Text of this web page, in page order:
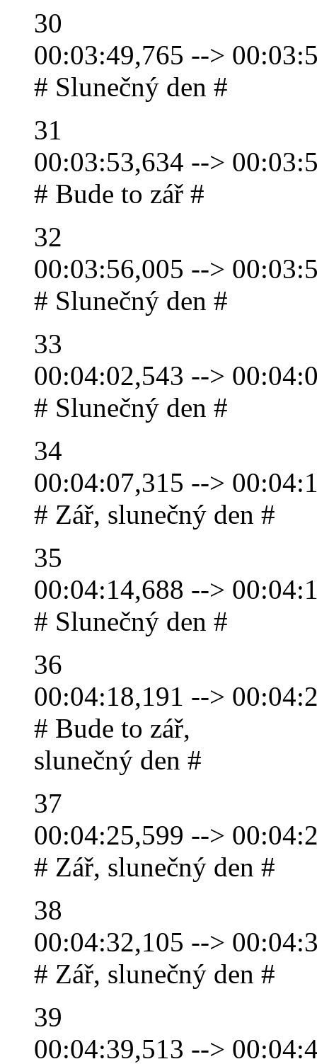
30
00:03:49,765 -->
# Slunečný den #
31
00:03:53,634 -->
# Bude to zář #
32
00:03:56,005 -->
# Slunečný den #
33
00:04:02,543 -->
# Slunečný den #
34
00:04:07,315 -->
# Zář, slunečný den #
35
00:04:14,688 -->
# Slunečný den #
36
00:04:18,191 -->
# Bude to zář,
slunečný den #
37
00:04:25,599 -->
# Zář, slunečný den #
38
00:04:32,105 -->
# Zář, slunečný den #
39
00:04:39,513 -->